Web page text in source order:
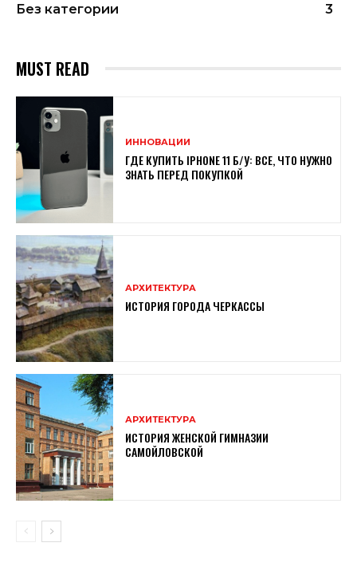
Без категории
3
MUST READ
ИННОВАЦИИ
ГДЕ КУПИТЬ IPHONE 11 Б/У: ВСЕ, ЧТО НУЖНО
ЗНАТЬ ПЕРЕД ПОКУПКОЙ
АРХИТЕКТУРА
ИСТОРИЯ ГОРОДА ЧЕРКАССЫ
АРХИТЕКТУРА
ИСТОРИЯ ЖЕНСКОЙ ГИМНАЗИИ
САМОЙЛОВСКОЙ